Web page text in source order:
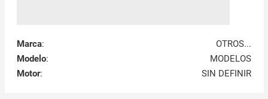
Marca:
OTROS...
Modelo:
MODELOS
Motor: SIN DEFINIR